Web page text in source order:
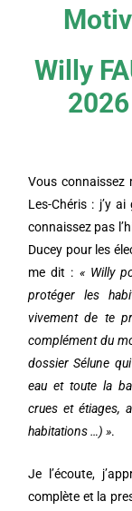
Willy
Vous connaissez
Les-Chéris : j’y
connaissez pas
Ducey pour les
me dit : « Willy
protéger les
vivement de te
complément du
dossier Sélune
eau et toute la
crues et étiages,
habitations …) ».
Je l’écoute,
complète et la